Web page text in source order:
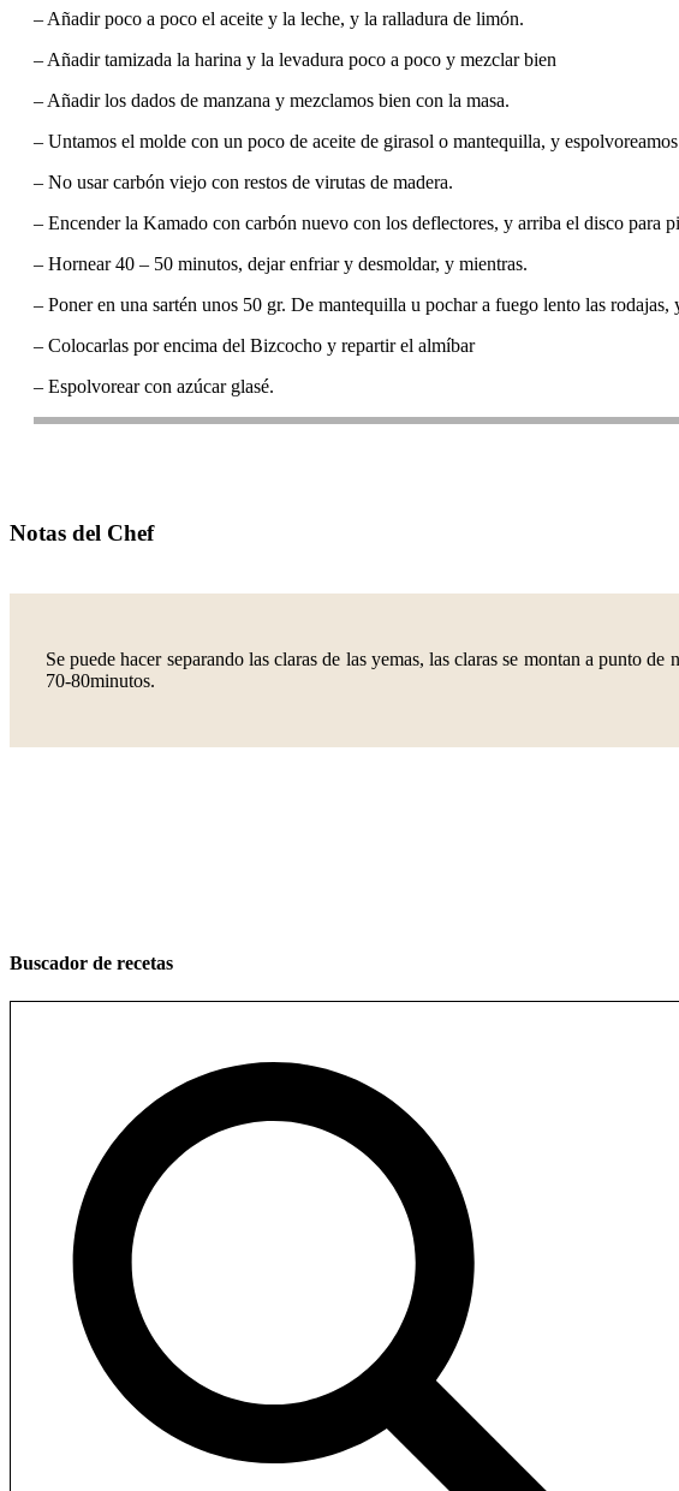
– Añadir poco a poco el aceite y la leche, y la ralladura de limón.
– Añadir tamizada la harina y la levadura poco a poco y mezclar bien
– Añadir los dados de manzana y mezclamos bien con la masa.
– Untamos el molde con un poco de aceite de girasol o mantequilla, y
– No usar carbón viejo con restos de virutas de madera.
– Encender la Kamado con carbón nuevo con los deflectores, y arriba el disco para
– Hornear 40 – 50 minutos, dejar enfriar y desmoldar, y mientras.
– Poner en una sartén unos 50 gr. De mantequilla u pochar a fuego lento las
– Colocarlas por encima del Bizcocho y repartir el almíbar
– Espolvorear con azúcar glasé.
Notas del Chef
Se puede hacer separando las claras de las yemas, las claras se montan a punto
70-80minutos.
Buscador de recetas